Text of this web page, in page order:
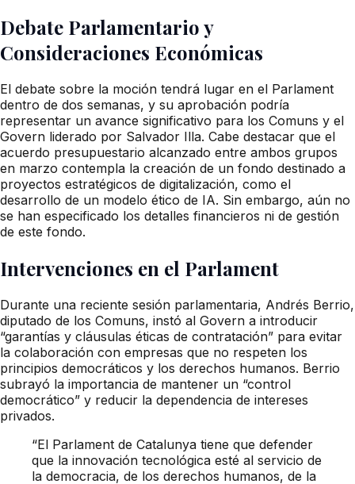
Debate Parlamentario y
Consideraciones Económicas
El debate sobre la moción tendrá lugar en el Parlament
dentro de dos semanas, y su aprobación podría
representar un avance significativo para los Comuns y el
Govern liderado por Salvador Illa. Cabe destacar que el
acuerdo presupuestario alcanzado entre ambos grupos
en marzo contempla la creación de un fondo destinado a
proyectos estratégicos de digitalización, como el
desarrollo de un modelo ético de IA. Sin embargo, aún no
se han especificado los detalles financieros ni de gestión
de este fondo.
Intervenciones en el Parlament
Durante una reciente sesión parlamentaria, Andrés Berrio,
diputado de los Comuns, instó al Govern a introducir
“garantías y cláusulas éticas de contratación” para evitar
la colaboración con empresas que no respeten los
principios democráticos y los derechos humanos. Berrio
subrayó la importancia de mantener un “control
democrático” y reducir la dependencia de intereses
privados.
“El Parlament de Catalunya tiene que defender
que la innovación tecnológica esté al servicio de
la democracia, de los derechos humanos, de la